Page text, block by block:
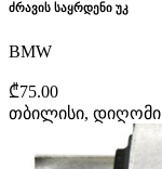
ძრავის საყრდენი უკ
BMW
₾75.00
თბილისი, დიღომი